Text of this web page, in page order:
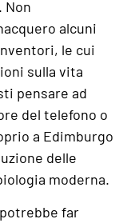
Non
alcuni
le cui
sulla vita
pensare ad
del telefono o
a Edimburgo
delle
moderna.
far